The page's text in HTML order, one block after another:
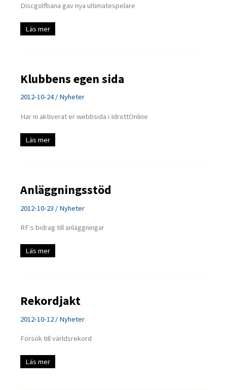
Discgolfbana gav nya ultimatespelare
Viksjöfors
växer
Läs mer
Klubbens egen sida
2012-10-24/ Nyheter
Har ni aktiverat er webbsida i IdrottOnline
Klubbens
egen
Läs mer
Anläggningsstöd
2012-10-23 / Nyheter
RF:s bidrag till anläggningar
Anläggningsstöd
Läs mer
Rekordjakt
2012-10-12 / Nyheter
Försök till världsrekord
Rekordjakt
Läs mer